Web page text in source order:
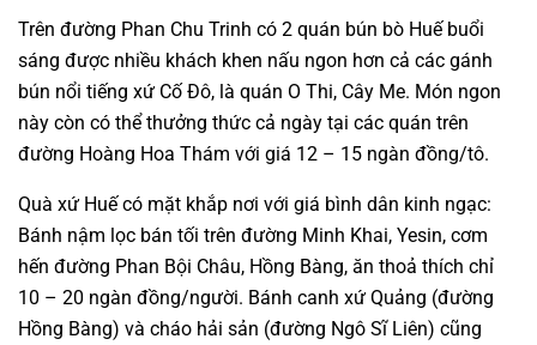
Trên đường Phan Chu Trinh có 2 quán bún bò Huế buổi
sáng được nhiều khách khen nấu ngon hơn cả các gánh
bún nổi tiếng xứ Cố Đô, là quán O Thi, Cây Me. Món ngon
này còn có thể thưởng thức cả ngày tại các quán trên
đường Hoàng Hoa Thám với giá 12 – 15 ngàn đồng/tô.
Quà xứ Huế có mặt khắp nơi với giá bình dân kinh ngạc:
Bánh nậm lọc bán tối trên đường Minh Khai, Yesin, cơm
hến đường Phan Bội Châu, Hồng Bàng, ăn thoả thích chỉ
10 – 20 ngàn đồng/người. Bánh canh xứ Quảng (đường
Hồng Bàng) và cháo hải sản (đường Ngô Sĩ Liên) cũng